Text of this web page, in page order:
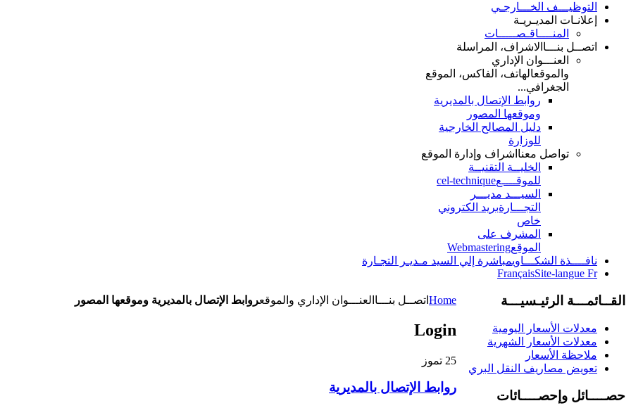
التوظيـــف الخـــارجـي
إعلانـات المديـريـة
المنــــاقـصـــــات
اتصــل بنـــا الاشراف، المراسلة
العنـــوان الإداري
والموقعالهاتف، الفاكس، الموقع
الجغرافي...
روابط الإتصال بالمديرية
وموقعها المصور
دليل المصالح الخارجية
للوزارة
تواصل معنا اشراف وإدارة الموقع
الخليــة التقنيــة
للموقــــعcel-technique
السيـــد مديـــر
التجـــارةبريد الكتروني
خاص
المشرف على
الموقعWebmastering
نافــــذة الشكـــاويمباشرة إلي السيد مـديـر التجـارة
FrançaisSite-langue Fr
Home اتصــل بنـــا العنـــوان الإداري والموقعروابط الإتصال بالمديرية وموقعها المصور
Login
25 تموز
روابط الإتصال بالمديرية
القــائمـــة الرئيـسيـــة
معدلات الأسعار اليومية
معدلات الأسعار الشهرية
ملاحظة الأسعار
تعويض مصاريف النقل البري
حصــــائل وإحصــــائات